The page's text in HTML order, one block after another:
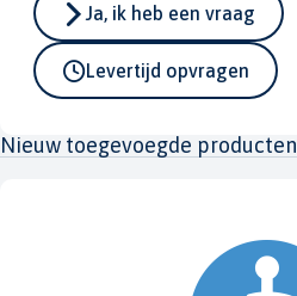
Ja, ik heb een vraag
Levertijd opvragen
Nieuw toegevoegde producten